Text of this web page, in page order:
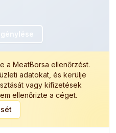
a MeatBorsa ellenőrzést.
adatokat, és kerülje
vagy kifizetések
ellenőrizte a céget.